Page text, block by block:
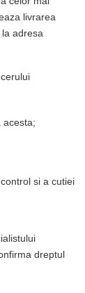
livrarea
adresa
acesta;
si a cutiei
dreptul